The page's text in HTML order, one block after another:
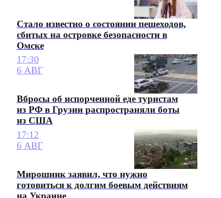
Стало известно о состоянии пешеходов,
сбитых на островке безопасности в
Омске
17:30
6 АВГ
Вбросы об испорченной еде туристам
из РФ в Грузии распространяли боты
из США
17:12
6 АВГ
Мирошник заявил, что нужно
готовиться к долгим боевым действиям
на Украине